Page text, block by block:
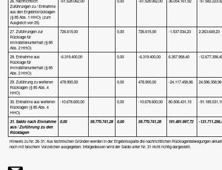
Zuführungen zu / Entnahme
aus den Ergebnisrücklagen
(§ 85 Abs. 1 HHO) (zum
Ausgleich von 25)
27. Zuführungen zur
Rücklage für
Immobilienunterhalt (§ 85
Abs. 2 HHO)
726.615,00 0,00 726.615,00 -1.537.034,23 2.263.649,23
28. Entnahme aus
Rücklage für
Immobilienunterhalt (§ 85
Abs. 2 HHO)
-6.319.400,00 0,00 -6.319.400,00 6.357.958,40 -
29. Zuführung zu weiteren
Rücklagen (§ 85 Abs. 4
HHO)
478.900,00 0,00 478.900,00 -24.117.458,96 24.596.358,96
30. Entnahme aus weiteren
Rücklagen (§ 85 Abs. 4
HHO)
-10.678.600,00 0,00 -10.678.600,00 80.506.431,15 -
31. Saldo nach Entnahme
aus / Zuführung zu den
Rücklagen
0,00 59.770.741,28 0,00 59.770.741,28 191.481.997,72 -
Hinweis zu Nr. 26-31: Aus technischen Gründen werden in der Ergebnisspalte die nachrichtlichen Rücklagenbewegungen
noch mit falschem Vorzeichen ausgegeben. Infolgedessen wird der Saldo unter Nr. 31 nicht richtig dargestellt.